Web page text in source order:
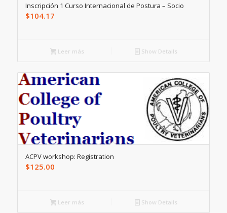
Inscripción 1 Curso Internacional de Postura – Socio
$104.17
Leer más Show Details
ACPV workshop: Registration
$125.00
Leer más Show Details